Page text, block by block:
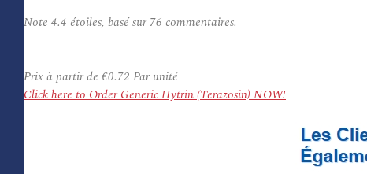
Note 4.4 étoiles, basé sur 76 commentaires.
Prix à partir de €0.72 Par unité
Click here to Order Generic Hytrin (Terazosin) NOW!